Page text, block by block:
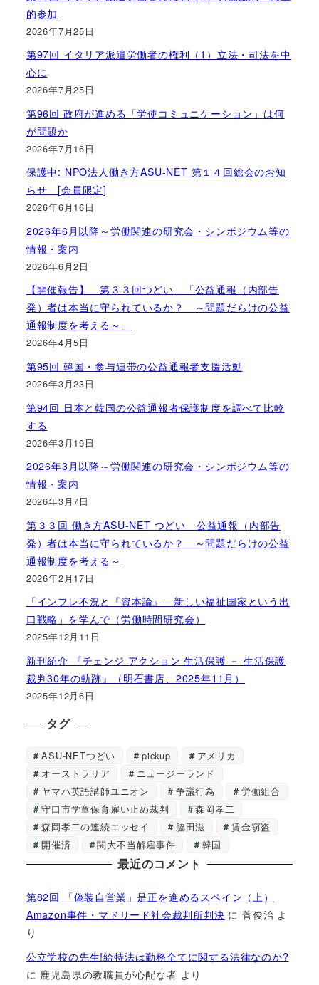
的参加
2026年7月25日
第97回 イタリア派遣労働者の権利（1）立法・司法を中
心に
2026年7月25日
第96回 政府が進める「労使コミュニケーション」は何
が問題か
2026年7月16日
保護中: NPO法人働き方ASU-NET 第１４回総会のお知
らせ [会員限定]
2026年6月16日
2026年6月以降～労働関連の研究会・シンポジウム等の
情報・案内
2026年6月2日
【開催報告】 第３３回つどい 「公益通報（内部告
発）者は本当に守られているか？ ～問題だらけの公益
通報制度を考える～」
2026年4月5日
第95回 韓国・参与連帯の公益通報者支援活動
2026年3月23日
第94回 日本と韓国の公益通報者保護制度を調べて比較
する
2026年3月19日
2026年3月以降～労働関連の研究会・シンポジウム等の
情報・案内
2026年3月7日
第３３回 働き方ASU-NET つどい 公益通報（内部告
発）者は本当に守られているか？ ～問題だらけの公益
通報制度を考える～
2026年2月17日
「インフレ不況と『資本論』―新しい福祉国家という出
口戦略」を学んで（労働時間研究会）
2025年12月11日
新刊紹介 『チェンジ アクション 生活保護 － 生活保護
裁判30年の軌跡』（明石書店、2025年11月）
2025年12月6日
タグ
ASU-NETつどい pickup
アメリカ
オーストラリア
ニュージーランド
ヤマハ英語講師ユニオン
争議行為
労働組合
守口市学童保育雇い止め裁判
森岡孝二
森岡孝二の連続エッセイ
脇田滋
賃金窃盗
開催済
関大不当解雇事件 韓国
最近のコメント
第82回 「偽装自営業」是正を進めるスペイン（上）
Amazon事件・マドリード社会裁判所判決 に菅俊治 よ
り
公立学校の先生!給特法は勤務全てに関する法律なのか?
に 鹿児島県の教職員が心配な者 より